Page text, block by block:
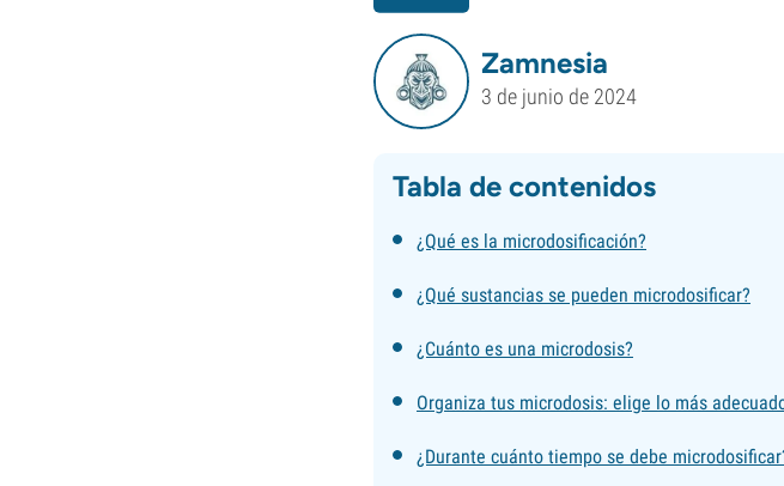
Zamnesia
3 de junio de 2024
Tabla de contenidos
¿Qué es la microdosificación?
¿Qué sustancias se pueden microdosificar?
¿Cuánto es una microdosis?
Organiza tus microdosis: elige lo más
¿Durante cuánto tiempo se debe